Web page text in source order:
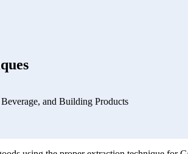
and Building Products